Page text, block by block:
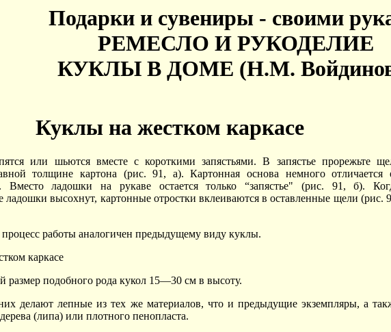
Подарки и сувениры - своими
РЕМЕСЛО И РУКОДЕЛИЕ
КУКЛЫ В ДОМЕ (Н.М.
Куклы на жестком каркасе
или шьются вместе с короткими запястьями. В запястье прорежьте
толщине картона (рис. 91, а). Картонная основа немного отличается
Вместо ладошки на рукаве остается только “запястье" (рис. 91, б).
ладошки высохнут, картонные отростки вклеиваются в оставленные щели (рис.
работы аналогичен предыдущему виду куклы.
каркасе
размер подобного рода кукол 15—30 см в высоту.
делают лепные из тех же материалов, что и предыдущие экземпляры, а
(липа) или плотного пенопласта.